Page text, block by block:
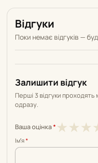
Відгуки
Поки немає відгуків —
Залишити відгук
Перші 3 відгуки
одразу.
Ваша оцінка* ★
★2
5
★1
5
Імʼя*